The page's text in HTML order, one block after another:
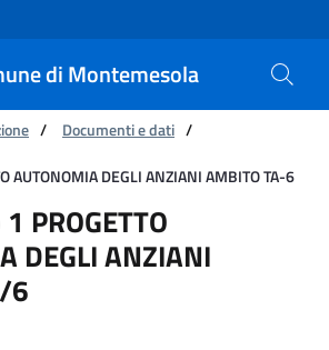
di Montemesola
/ Documenti e dati /
AUTONOMIA DEGLI ANZIANI AMBITO TA-6
AUTONOMIA
PROGETTO
DEGLI ANZIANI
6